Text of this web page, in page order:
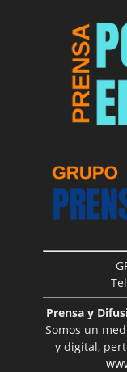
Prensa y
Somos un
y digital,